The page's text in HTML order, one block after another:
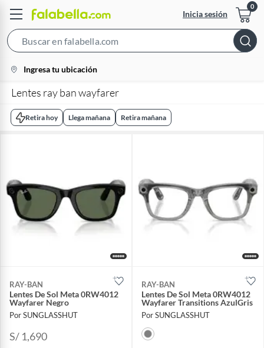
Inicia sesión
Bar
location-
icon
Ingresa tu ubicación
Lentes ray ban wayfarer
Retira hoy Llega mañana Retira mañana
RAY-BAN
Lentes De Sol Meta 0RW4012
Wayfarer Negro
Por SUNGLASSHUT
S/ 1,690
RAY-BAN
Lentes De Sol Meta 0RW4012
Wayfarer Transitions AzulGris
Por SUNGLASSHUT